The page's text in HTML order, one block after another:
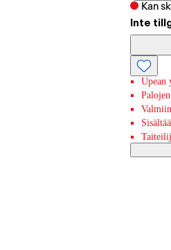
Kan
Inte
Upean